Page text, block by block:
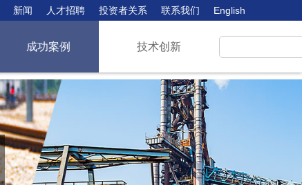
English
联系我们
投资者关系
人才招聘
新闻
成功案例 技术创新